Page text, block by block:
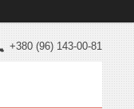
+380 (96) 143-00-81